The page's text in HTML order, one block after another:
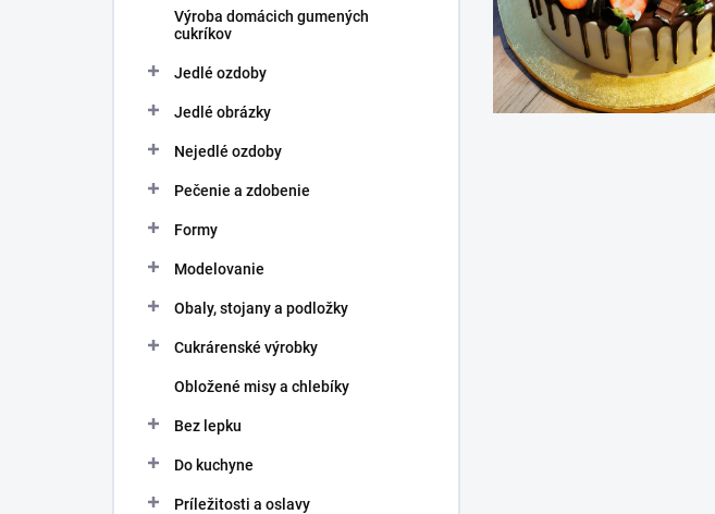
Výroba domácich gumených
cukríkov
Jedlé ozdoby
Jedlé obrázky
Nejedlé ozdoby
Pečenie a zdobenie
Formy
Modelovanie
Obaly, stojany a podložky
Cukrárenské výrobky
Obložené misy a chlebíky
Bez lepku
Do kuchyne
Príležitosti a oslavy